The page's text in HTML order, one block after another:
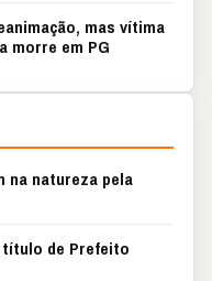
mas vítima
morre em PG
na natureza pela
título de Prefeito